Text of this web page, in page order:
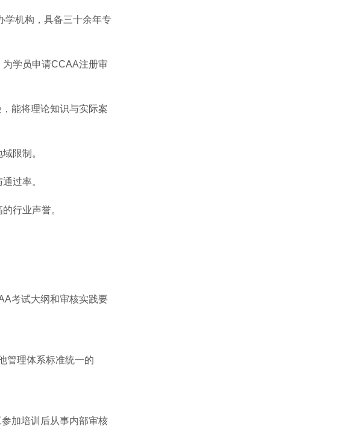
学机构，具备三十余年专
学员申请CCAA注册审
能将理论知识与实际案
限制。
过率。
行业声誉。
考试大纲和审核实践要
管理体系标准统一的
加培训后从事内部审核